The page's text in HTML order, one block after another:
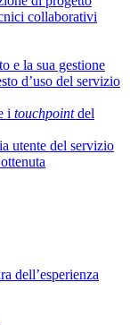
collaborativi
e la sua gestione
d’uso del servizio
i touchpointdel
utente del servizio
dell’esperienza